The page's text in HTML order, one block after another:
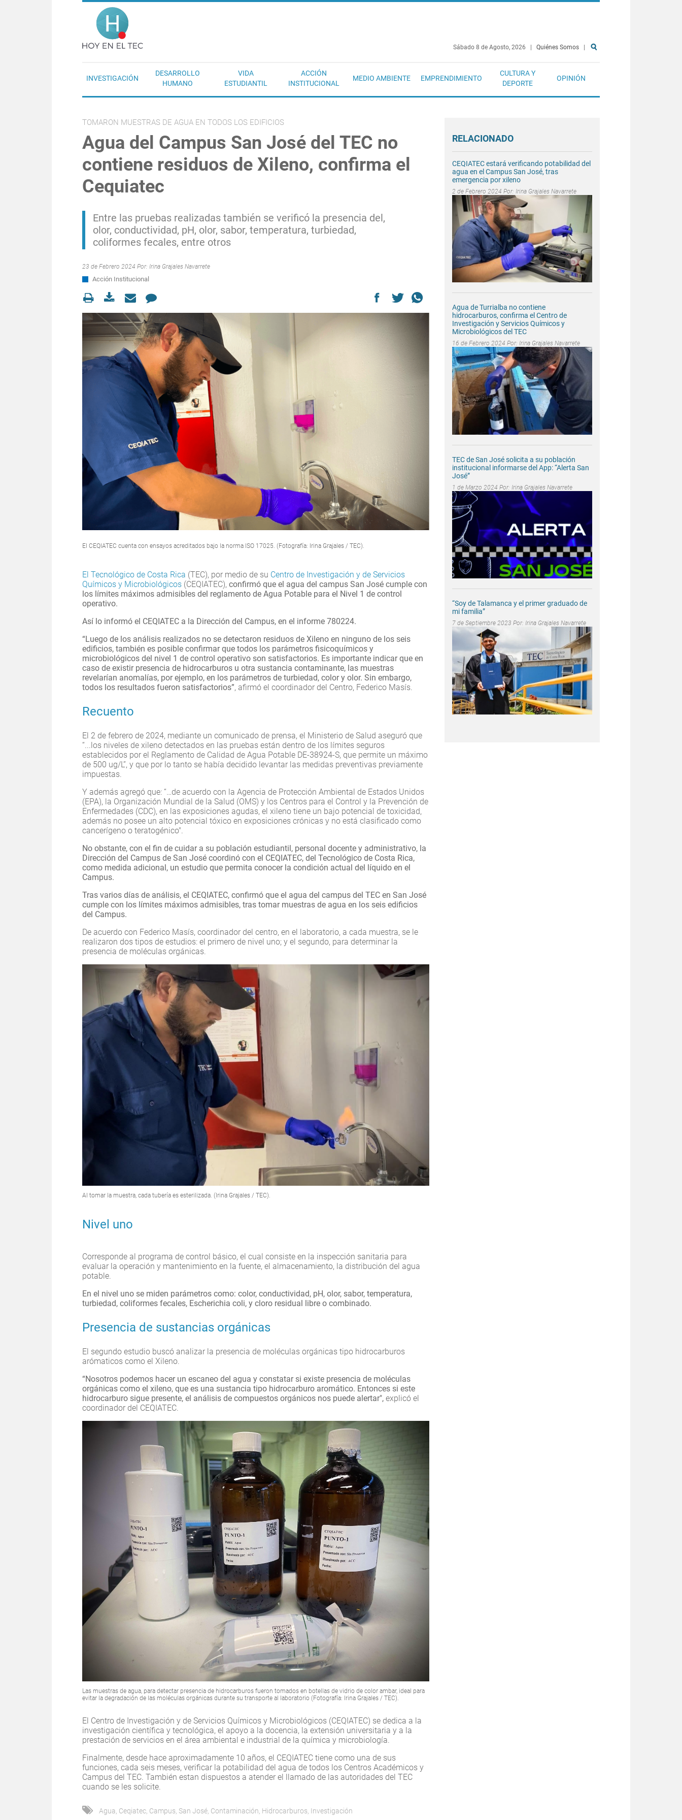
Pasar al contenido principal
Sábado 8 de Agosto, 2026 Quiénes Somos
INVESTIGACIÓN
DESARROLLO
HUMANO
VIDA
ESTUDIANTIL
ACCIÓN
INSTITUCIONAL
MEDIO AMBIENTE EMPRENDIMIENTO
CULTURA Y
DEPORTE
OPINIÓN
TOMARON MUESTRAS DE AGUA EN TODOS LOS EDIFICIOS
Agua del Campus San José del TEC no
contiene residuos de Xileno, confirma el
Cequiatec
Entre las pruebas realizadas también se verificó la presencia del,
olor, conductividad, pH, olor, sabor, temperatura, turbiedad,
coliformes fecales, entre otros
23 de Febrero 2024 Por: Irina Grajales Navarrete
Acción Institucional
El CEQIATEC cuenta con ensayos acreditados bajo la norma ISO 17025. (Fotografía: Irina Grajales / TEC).
El Tecnológico de Costa Rica (TEC), por medio de su Centro de Investigación y de Servicios
Químicos y Microbiológicos (CEQIATEC), confirmó que el agua del campus San José cumple con
los límites máximos admisibles del reglamento de Agua Potable para el Nivel 1 de control
operativo.
Así lo informó el CEQIATEC a la Dirección del Campus, en el informe 780224.
“Luego de los análisis realizados no se detectaron residuos de Xileno en ninguno de los seis
edificios, también es posible confirmar que todos los parámetros fisicoquímicos y
microbiológicos del nivel 1 de control operativo son satisfactorios. Es importante indicar que en
caso de existir presencia de hidrocarburos u otra sustancia contaminante, las muestras
revelarían anomalías, por ejemplo, en los parámetros de turbiedad, color y olor. Sin embargo,
todos los resultados fueron satisfactorios”, afirmó el coordinador del Centro, Federico Masís.
Recuento
El 2 de febrero de 2024, mediante un comunicado de prensa, el Ministerio de Salud aseguró que
“...los niveles de xileno detectados en las pruebas están dentro de los límites seguros
establecidos por el Reglamento de Calidad de Agua Potable DE-38924-S, que permite un máximo
de 500 ug/L”, y que por lo tanto se había decidido levantar las medidas preventivas previamente
impuestas.
Y además agregó que: “…de acuerdo con la Agencia de Protección Ambiental de Estados Unidos
(EPA), la Organización Mundial de la Salud (OMS) y los Centros para el Control y la Prevención de
Enfermedades (CDC), en las exposiciones agudas, el xileno tiene un bajo potencial de toxicidad,
además no posee un alto potencial tóxico en exposiciones crónicas y no está clasificado como
cancerígeno o teratogénico".
No obstante, con el fin de cuidar a su población estudiantil, personal docente y administrativo, la
Dirección del Campus de San José coordinó con el CEQIATEC, del Tecnológico de Costa Rica,
como medida adicional, un estudio que permita conocer la condición actual del líquido en el
Campus.
Tras varios días de análisis, el CEQIATEC, confirmó que el agua del campus del TEC en San José
cumple con los límites máximos admisibles, tras tomar muestras de agua en los seis edificios
del Campus.
De acuerdo con Federico Masís, coordinador del centro, en el laboratorio, a cada muestra, se le
realizaron dos tipos de estudios: el primero de nivel uno; y el segundo, para determinar la
presencia de moléculas orgánicas.
Al tomar la muestra, cada tubería es esterilizada. (Irina Grajales / TEC).
Nivel uno
Corresponde al programa de control básico, el cual consiste en la inspección sanitaria para
evaluar la operación y mantenimiento en la fuente, el almacenamiento, la distribución del agua
potable.
En el nivel uno se miden parámetros como: color, conductividad, pH, olor, sabor, temperatura,
turbiedad, coliformes fecales, Escherichia coli, y cloro residual libre o combinado.
Presencia de sustancias orgánicas
El segundo estudio buscó analizar la presencia de moléculas orgánicas tipo hidrocarburos
arómaticos como el Xileno.
“Nosotros podemos hacer un escaneo del agua y constatar si existe presencia de moléculas
orgánicas como el xileno, que es una sustancia tipo hidrocarburo aromático. Entonces si este
hidrocarburo sigue presente, el análisis de compuestos orgánicos nos puede alertar", explicó el
coordinador del CEQIATEC.
Las muestras de agua, para detectar presencia de hidrocarburos fueron tomados en botellas de vidrio de color ambar, ideal para
evitar la degradación de las moléculas orgánicas durante su transporte al laboratorio (Fotografía: Irina Grajales / TEC).
El Centro de Investigación y de Servicios Químicos y Microbiológicos (CEQIATEC) se dedica a la
investigación científica y tecnológica, el apoyo a la docencia, la extensión universitaria y a la
prestación de servicios en el área ambiental e industrial de la química y microbiología.
Finalmente, desde hace aproximadamente 10 años, el CEQIATEC tiene como una de sus
funciones, cada seis meses, verificar la potabilidad del agua de todos los Centros Académicos y
Campus del TEC. También estan dispuestos a atender el llamado de las autoridades del TEC
cuando se les solicite.
Agua Ceqiatec Campus San José Contaminación Hidrocarburos Investigación
RELACIONADO
CEQIATEC estará verificando potabilidad del
agua en el Campus San José, tras
emergencia por xileno
2 de Febrero 2024 Por: Irina Grajales Navarrete
Agua de Turrialba no contiene
hidrocarburos, confirma el Centro de
Investigación y Servicios Químicos y
Microbiológicos del TEC
16 de Febrero 2024 Por: Irina Grajales Navarrete
TEC de San José solicita a su población
institucional informarse del App: “Alerta San
José”
1 de Marzo 2024 Por: Irina Grajales Navarrete
“Soy de Talamanca y el primer graduado de
mi familia”
7 de Septiembre 2023 Por: Irina Grajales Navarrete